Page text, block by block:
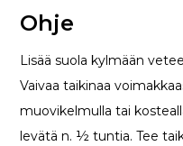
Ohje
Lisää suola kylmään
Vaivaa taikinaa
muovikelmulla tai
levätä n. ½ tuntia. Tee